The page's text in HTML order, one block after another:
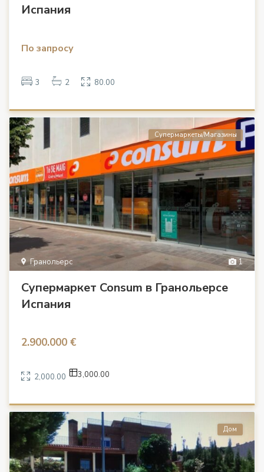
Испания
По запросу
3 2 80.00
1
Гранольерс
Супермаркеты/Магазины
Супермаркет Consum в Гранольерсе
Испания
2.900.000 €
2,000.00 3,000.00
Дом